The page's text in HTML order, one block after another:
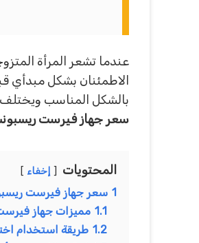
عندما تشعر المرأة
الاطمئنان بشكل مبدأي
بالشكل المناسب ويختلف
سعر جهاز فيرست
المحتويات إخفاء
1 سعر جهاز فيرست
1.1 مميزات جهاز
1.2 طريقة استخدام